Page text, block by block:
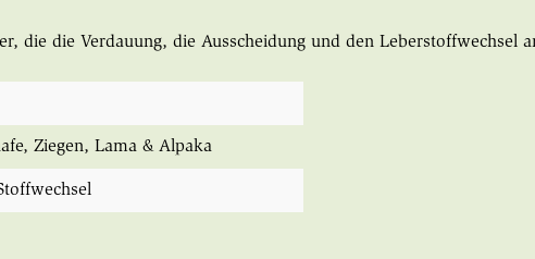
die die Verdauung, die Ausscheidung und den Leberstoffwechsel
, Ziegen, Lama & Alpaka